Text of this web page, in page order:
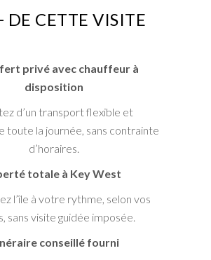
DE CETTE VISITE
privé avec chauffeur à
disposition
d’un transport flexible et
toute la journée, sans contrainte
d’horaires.
totale à Key West
l’île à votre rythme, selon vos
sans visite guidée imposée.
conseillé fourni